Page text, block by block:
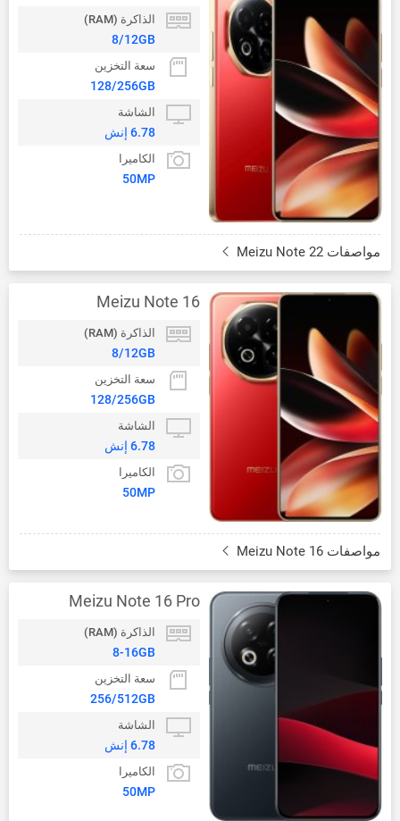
الذاكرة (RAM)
8/12GB
سعة التخزين
128/256GB
الشاشة
6.78 إنش
الكاميرا
50MP
مواصفات Meizu Note 22
Meizu Note 16
الذاكرة (RAM)
8/12GB
سعة التخزين
128/256GB
الشاشة
6.78 إنش
الكاميرا
50MP
مواصفات Meizu Note 16
Meizu Note 16 Pro
الذاكرة (RAM)
8-16GB
سعة التخزين
256/512GB
الشاشة
6.78 إنش
الكاميرا
50MP